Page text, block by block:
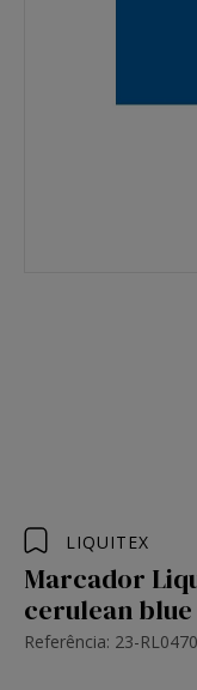
LIQUITEX
Marcador
cerulean
Referência: 23-